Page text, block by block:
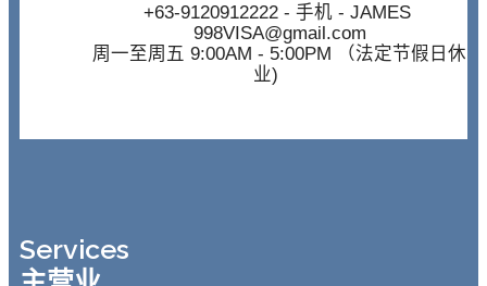
+63-9120912222- 手机 - JAMES
998VISA@gmail.com
周一至周五 9:00AM - 5:00PM （法定节假日休
业)
Services